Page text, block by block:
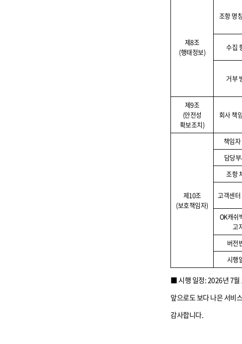
제8조
(행태정보)
조항 명칭
수집
거부
제9조
(안전성
확보조치)
회사 책임
제10조
(보호책임자)
책임
담당
조항
고객센
OK캐쉬
고
버전
시행
■ 시행 일정: 2026년 7월
앞으로도 보다 나은 서비
감사합니다.